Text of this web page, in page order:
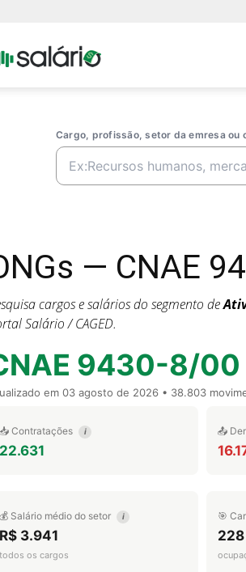
Portal
Cargo, profissão, setor da emresa ou
— CNAE
cargos e salários do segmento de
Salário / CAGED.
9430-8/00
em 03 agosto de 2026 • 38.803
📥 Contratações i
22.631
📤
💰 Salário médio do setor i
R$ 3.941
todos os cargos
🎯
228